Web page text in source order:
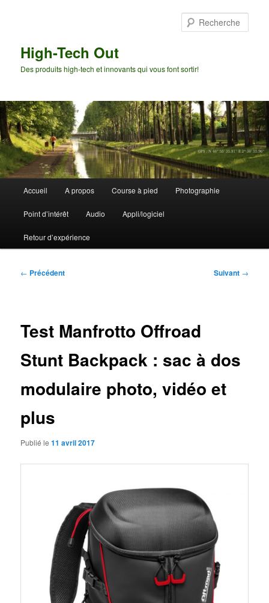
High-Tech Out
Des produits high-tech et innovants qui vous font sortir!
principal
Accueil A propos Course à pied Photographie
Point d’intérêt Audio Appli/logiciel
Retour d’expérience
Navigation
← Précédent Suivant →
Test Manfrotto Offroad
Stunt Backpack : sac à dos
modulaire photo, vidéo et
plus
Publié le11 avril 2017